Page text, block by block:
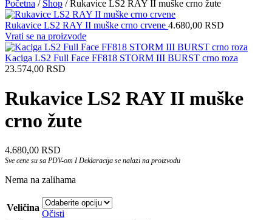
Početna / Shop /Rukavice LS2 RAY II muške crno žute
Rukavice LS2 RAY II muške crno crvene 4.680,00 RSD
Vrati se na proizvode
Kaciga LS2 Full Face FF818 STORM III BURST crno roza
23.574,00 RSD
Rukavice LS2 RAY II muške
crno žute
4.680,00 RSD
Sve cene su sa PDV-om I Deklaracija se nalazi na proizvodu
Nema na zalihama
Veličina
Očisti